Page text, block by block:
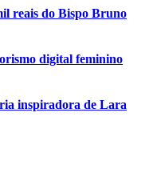
reais do Bispo Bruno
digital feminino
inspiradora de Lara